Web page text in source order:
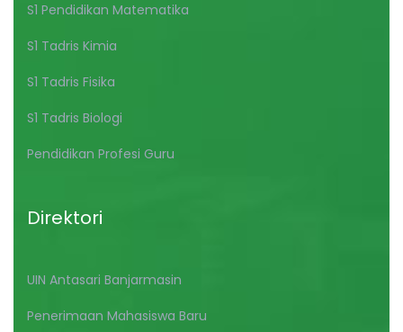
S1 Pendidikan Matematika
S1 Tadris Kimia
S1 Tadris Fisika
S1 Tadris Biologi
Pendidikan Profesi Guru
Direktori
UIN Antasari Banjarmasin
Penerimaan Mahasiswa Baru